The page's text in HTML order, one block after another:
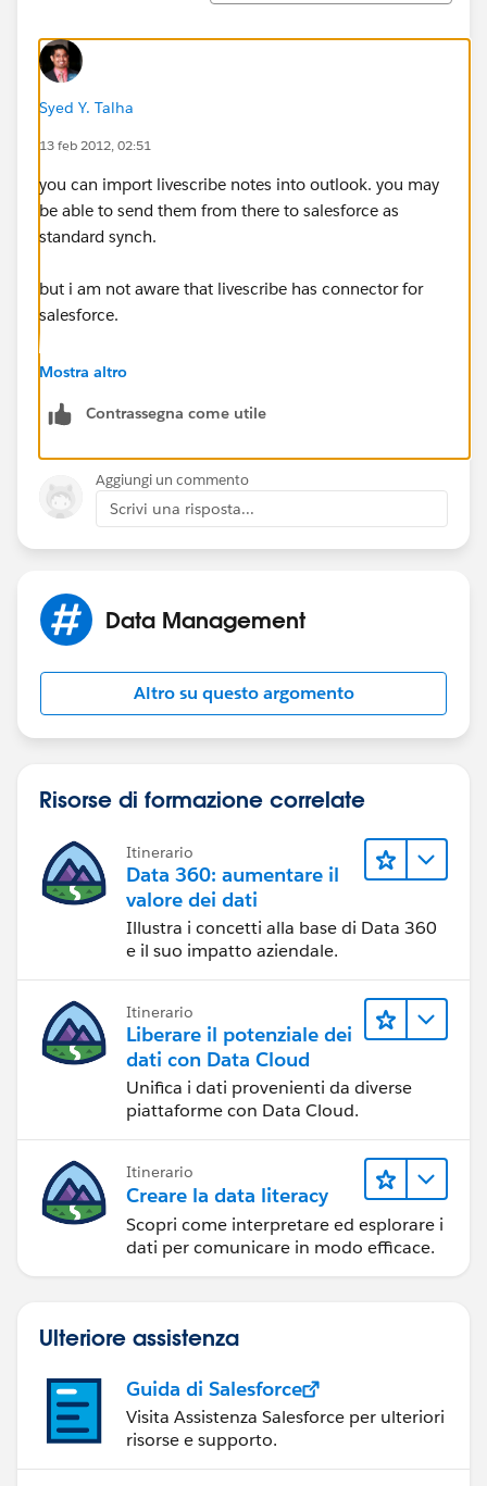
Syed Y. Talha
13 feb 2012, 02:51
you can import livescribe notes into outlook. you may
be able to send them from there to salesforce as
standard synch.
but i am not aware that livescribe has connector for
salesforce.
Just curious...how are you using this pen at your work
Mostra altro
Contrassegna come utile
Aggiungi un commento
Scrivi una risposta...
Data Management
Altro su questo argomento
Risorse di formazione correlate
Itinerario
Data 360: aumentare il
valore dei dati
Illustra i concetti alla base di Data 360
e il suo impatto aziendale.
Itinerario
Liberare il potenziale dei
dati con Data Cloud
Unifica i dati provenienti da diverse
piattaforme con Data Cloud.
Itinerario
Creare la data literacy
Scopri come interpretare ed esplorare i
dati per comunicare in modo efficace.
Ulteriore assistenza
Guida di Salesforce
Visita Assistenza Salesforce per ulteriori
risorse e supporto.